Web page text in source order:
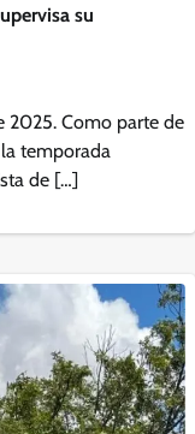
su
2025. Como parte de
temporada
de […]